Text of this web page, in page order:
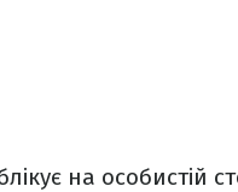
на особистій